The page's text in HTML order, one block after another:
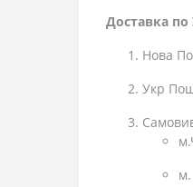
Доставка по
Нова
Укр